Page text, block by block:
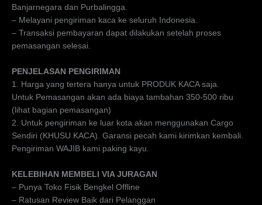
Banjarnegara dan Purbalingga.
– Melayani pengiriman kaca ke seluruh Indonesia.
– Transaksi pembayaran dapat dilakukan setelah proses
pemasangan selesai.
PENJELASAN PENGIRIMAN
1. Harga yang tertera hanya untuk PRODUK KACA saja.
Untuk Pemasangan akan ada biaya tambahan 350-500 ribu
(lihat bagian pemasangan)
2. Untuk pengiriman ke luar kota akan menggunakan Cargo
Sendiri (KHUSU KACA). Garansi pecah kami kirimkan kembali.
Pengiriman WAJIB kami paking kayu.
KELEBIHAN MEMBELI VIA JURAGAN
– Punya Toko Fisik Bengkel Offline
– Ratusan Review Baik dari Pelanggan